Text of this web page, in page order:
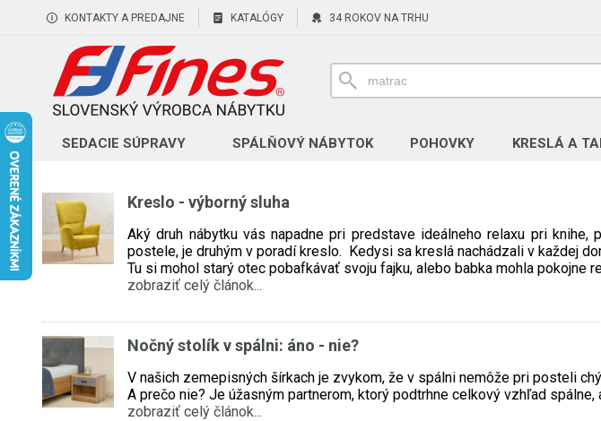
KONTAKTY A PREDAJNE KATALÓGY 34 ROKOV NA TRHU
SEDACIE SÚPRAVY SPÁLŇOVÝ NÁBYTOK POHOVKY KRESLÁ A
Kreslo - výborný sluha
Aký druh nábytku vás napadne pri predstave ideálneho relaxu pri
postele, je druhým v poradí kreslo. Kedysi sa kreslá nachádzali v každej
Tu si mohol starý otec pobafkávať svoju fajku, alebo babka mohla pokojne
zobraziť celý článok...
Nočný stolík v spálni: áno - nie?
V našich zemepisných šírkach je zvykom, že v spálni nemôže pri posteli
A prečo nie? Je úžasným partnerom, ktorý podtrhne celkový vzhľad
zobraziť celý článok...